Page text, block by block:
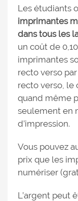
Les étudiants
imprimantes
dans tous les
un coût de
imprimantes
recto verso
recto verso, le
quand même
seulement en
d’impression.
Vous pouvez
prix que les
numériser
L’argent peut